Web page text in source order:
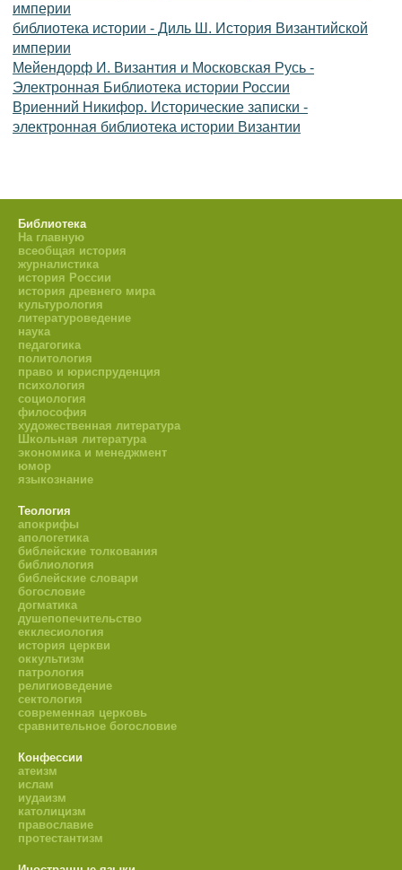
империи
библиотека истории - Диль Ш. История Византийской
империи
Мейендорф И. Византия и Московская Русь -
Электронная Библиотека истории России
Вриенний Никифор. Исторические записки -
электронная библиотека истории Византии
Библиотека
На главную
всеобщая история
журналистика
история России
история древнего мира
культурология
литературоведение
наука
педагогика
политология
право и юриспруденция
психология
социология
философия
художественная литература
Школьная литература
экономика и менеджмент
юмор
языкознание
Теология
апокрифы
апологетика
библейские толкования
библиология
библейские словари
богословие
догматика
душепопечительство
екклесиология
история церкви
оккультизм
патрология
религиоведение
сектология
современная церковь
сравнительное богословие
Конфессии
атеизм
ислам
иудаизм
католицизм
православие
протестантизм